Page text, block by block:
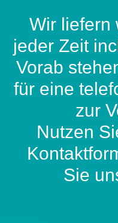
Wir liefern
jeder Zeit
Vorab
für eine
zur
Nutzen
Sie